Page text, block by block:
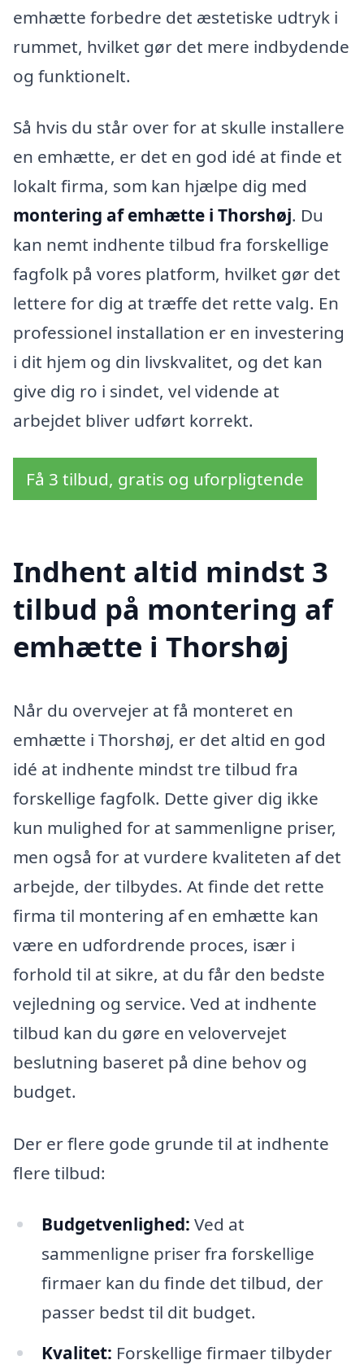
emhætte forbedre det æstetiske udtryk i
rummet, hvilket gør det mere indbydende
og funktionelt.
Så hvis du står over for at skulle installere
en emhætte, er det en god idé at finde et
lokalt firma, som kan hjælpe dig med
montering af emhætte i Thorshøj. Du
kan nemt indhente tilbud fra forskellige
fagfolk på vores platform, hvilket gør det
lettere for dig at træffe det rette valg. En
professionel installation er en investering
i dit hjem og din livskvalitet, og det kan
give dig ro i sindet, vel vidende at
arbejdet bliver udført korrekt.
Få 3 tilbud, gratis og uforpligtende
Indhent altid mindst 3
tilbud på montering af
emhætte i Thorshøj
Når du overvejer at få monteret en
emhætte i Thorshøj, er det altid en god
idé at indhente mindst tre tilbud fra
forskellige fagfolk. Dette giver dig ikke
kun mulighed for at sammenligne priser,
men også for at vurdere kvaliteten af det
arbejde, der tilbydes. At finde det rette
firma til montering af en emhætte kan
være en udfordrende proces, især i
forhold til at sikre, at du får den bedste
vejledning og service. Ved at indhente
tilbud kan du gøre en velovervejet
beslutning baseret på dine behov og
budget.
Der er flere gode grunde til at indhente
flere tilbud:
Budgetvenlighed: Ved at
sammenligne priser fra forskellige
firmaer kan du finde det tilbud, der
passer bedst til dit budget.
Kvalitet: Forskellige firmaer tilbyder